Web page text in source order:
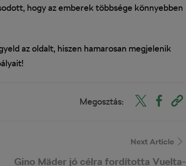
hogy az emberek többsége könnyebben
az oldalt, hiszen hamarosan megjelenik
Megosztás:
Next Article
Gino Mäder jó célra fordította Vuelta-